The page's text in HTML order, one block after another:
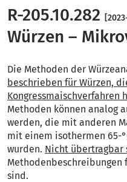
R-205.10.282
Würzen –
Die Methoden der
beschrieben für Würzen,
Kongressmaischverfahren
Methoden können analog
werden, die mit anderen
mit einem isothermen 65-
wurden. Nicht übertragbar
Methodenbeschreibungen
sind.